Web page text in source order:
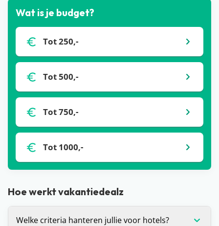
Wat is je budget?
Tot 250,-
Tot 500,-
Tot 750,-
Tot 1000,-
Hoe werkt vakantiedealz
Welke criteria hanteren jullie voor hotels?